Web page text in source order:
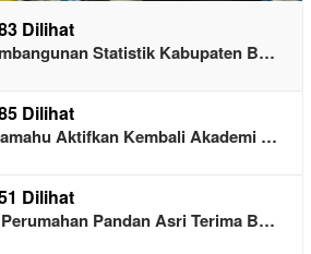
Dilihat
Statistik Kabupaten B…
Dilihat
Aktifkan Kembali Akademi …
Dilihat
Pandan Asri Terima B…